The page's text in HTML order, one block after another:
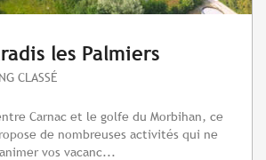
les Palmiers
CLASSÉ
Carnac et le golfe du Morbihan, ce
de nombreuses activités qui ne
vos vacanc...